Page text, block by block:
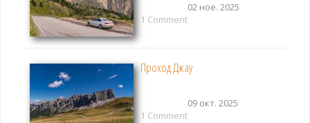
02 ное. 2025
1 Comment
Проход Джау
09 окт. 2025
1 Comment